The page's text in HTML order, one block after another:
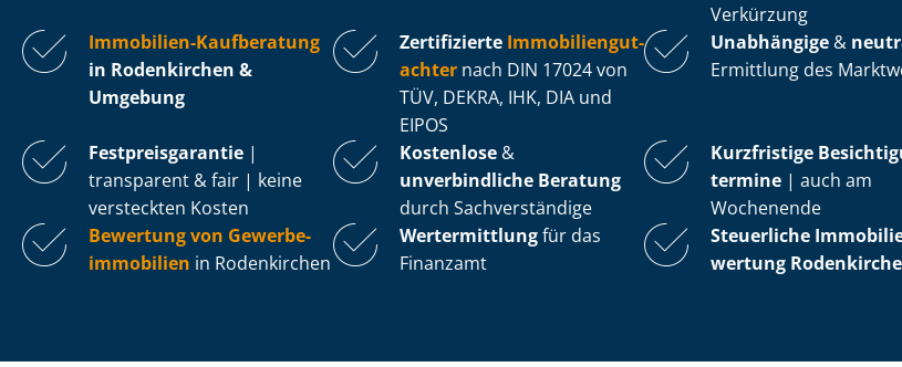
Verkürzung
Immobilien-Kaufberatung
in Rodenkirchen &
Umgebung
Zertifizierte Im­mo­bi­li­en­gut­
ach­ter nach DIN 17024 von
TÜV, DEKRA, IHK, DIA und
EIPOS
Unabhängige &
Ermittlung des
Fest­preis­ga­ran­tie |
transparent & fair | keine
versteckten Kosten
Kostenlose &
unverbindliche Beratung
durch Sachverständige
Kurzfristige
ter­mi­ne | auch am
Wochenende
Bewertung von Ge­wer­be­
im­mo­bi­li­en in Rodenkirchen
Wertermittlungfür das
Finanzamt
Steuerliche
wer­tung